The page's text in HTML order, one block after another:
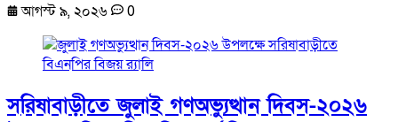
আগস্ট ৯, ২০২৬
0
সরিষাবাড়ীতে জুলাই গণঅভ্যুত্থান দিবস-২০২৬